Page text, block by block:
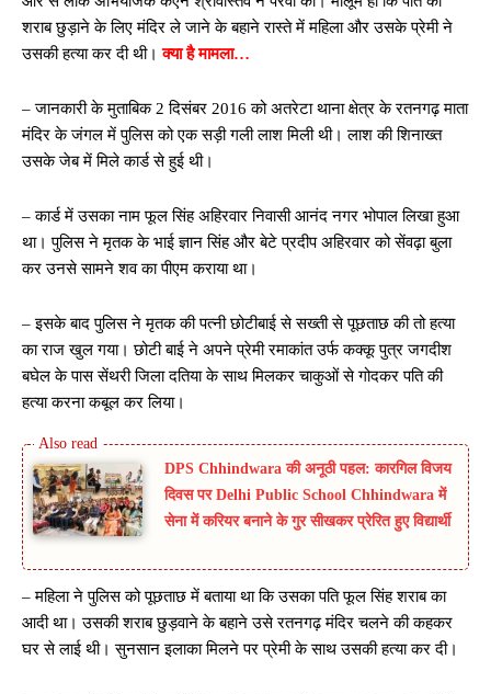
शराब छुड़ाने के लिए मंदिर ले जाने के बहाने रास्ते में महिला और उसके प्रेमी ने
उसकी हत्या कर दी थी।क्या है मामला…
– जानकारी के मुताबिक 2 दिसंबर 2016 को अतरेटा थाना क्षेत्र के रतनगढ़ माता
मंदिर के जंगल में पुलिस को एक सड़ी गली लाश मिली थी। लाश की शिनाख्त
उसके जेब में मिले कार्ड से हुई थी।
– कार्ड में उसका नाम फूल सिंह अहिरवार निवासी आनंद नगर भोपाल लिखा हुआ
था। पुलिस ने मृतक के भाई ज्ञान सिंह और बेटे प्रदीप अहिरवार को सेंवढ़ा बुला
कर उनसे सामने शव का पीएम कराया था।
– इसके बाद पुलिस ने मृतक की पत्नी छोटीबाई से सख्ती से पूछताछ की तो हत्या
का राज खुल गया। छोटी बाई ने अपने प्रेमी रमाकांत उर्फ कक्कू पुत्र जगदीश
बघेल के पास सेंथरी जिला दतिया के साथ मिलकर चाकुओं से गोदकर पति की
हत्या करना कबूल कर लिया।
DPS Chhindwara की अनूठी पहल: कारगिल विजय
दिवस पर Delhi Public School Chhindwara में
सेना में करियर बनाने के गुर सीखकर प्रेरित हुए विद्यार्थी
– महिला ने पुलिस को पूछताछ में बताया था कि उसका पति फूल सिंह शराब का
आदी था। उसकी शराब छुड़वाने के बहाने उसे रतनगढ़ मंदिर चलने की कहकर
घर से लाई थी। सुनसान इलाका मिलने पर प्रेमी के साथ उसकी हत्या कर दी।